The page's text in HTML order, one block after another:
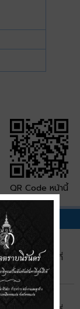
QR Code หน้านี้
โอนเงินงบ
.ศ.2569 (ครั้งที่
โอนเงินงบ